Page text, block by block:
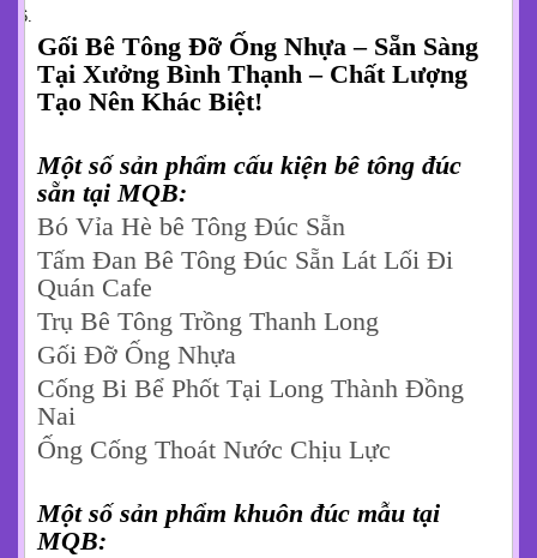
Gối Bê Tông Đỡ Ống Nhựa – Sẵn Sàng
Tại Xưởng Bình Thạnh – Chất Lượng
Tạo Nên Khác Biệt!
Một số sản phẩm cấu kiện bê tông đúc
sẵn tại MQB:
Bó Vỉa Hè bê Tông Đúc Sẵn
Tấm Đan Bê Tông Đúc Sẵn Lát Lối Đi
Quán Cafe
Trụ Bê Tông Trồng Thanh Long
Gối Đỡ Ống Nhựa
Cống Bi Bể Phốt Tại Long Thành Đồng
Nai
Ống Cống Thoát Nước Chịu Lực
Một số sản phẩm khuôn đúc mẫu tại
MQB: